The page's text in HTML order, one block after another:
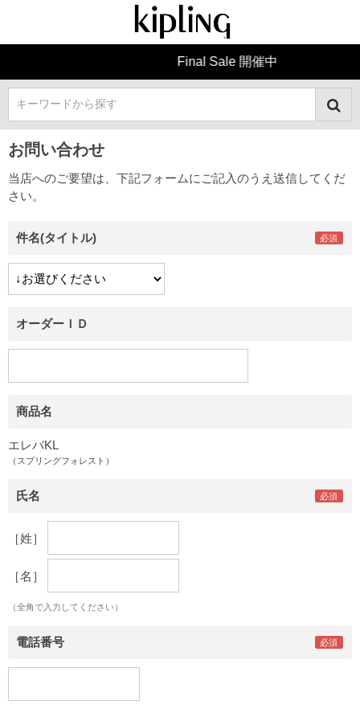
Final Sale 開催中
キーワードから探す
お問い合わせ
当店へのご要望は、下記フォームにご記入のうえ送信してくだ
さい。
件名(タイトル)
オーダーＩＤ
商品名
エレバKL
（スプリングフォレスト）
氏名
［姓］
［名］
（全角で入力してください）
電話番号